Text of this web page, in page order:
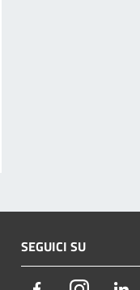
SEGUICI SU